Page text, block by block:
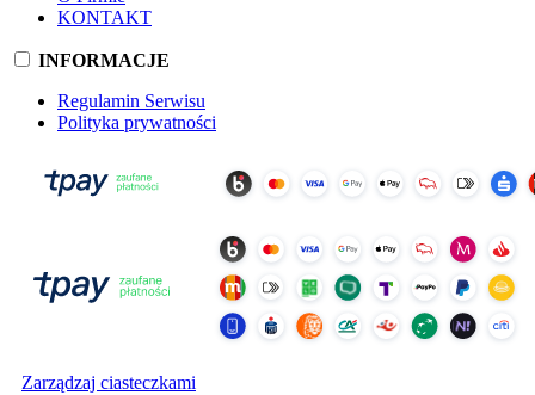
KONTAKT
INFORMACJE
Regulamin Serwisu
Polityka prywatności
Zarządzaj ciasteczkami